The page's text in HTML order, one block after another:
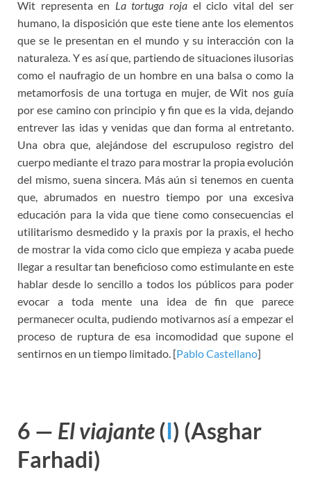
Wit representa en La tortuga roja el ciclo vital del ser
humano, la disposición que este tiene ante los elementos
que se le presentan en el mundo y su interacción con la
naturaleza. Y es así que, partiendo de situaciones ilusorias
como el naufragio de un hombre en una balsa o como la
metamorfosis de una tortuga en mujer, de Wit nos guía
por ese camino con principio y fin que es la vida, dejando
entrever las idas y venidas que dan forma al entretanto.
Una obra que, alejándose del escrupuloso registro del
cuerpo mediante el trazo para mostrar la propia evolución
del mismo, suena sincera. Más aún si tenemos en cuenta
que, abrumados en nuestro tiempo por una excesiva
educación para la vida que tiene como consecuencias el
utilitarismo desmedido y la praxis por la praxis, el hecho
de mostrar la vida como ciclo que empieza y acaba puede
llegar a resultar tan beneficioso como estimulante en este
hablar desde lo sencillo a todos los públicos para poder
evocar a toda mente una idea de fin que parece
permanecer oculta, pudiendo motivarnos así a empezar el
proceso de ruptura de esa incomodidad que supone el
sentirnos en un tiempo limitado. [Pablo Castellano]
6 — El viajante(I) (Asghar
Farhadi)